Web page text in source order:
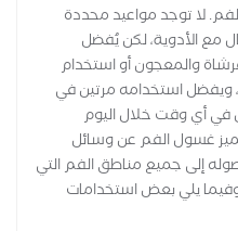
لا توجد مواعيد محددة
مع الأدوية، لكن يُفضل
والمعجون أو استخدام
ويفضل استخدامه مرتين في
في أي وقت خلال اليوم
غسول الفم عن وسائل
إلى جميع مناطق الفم التي
يلي بعض استخدامات